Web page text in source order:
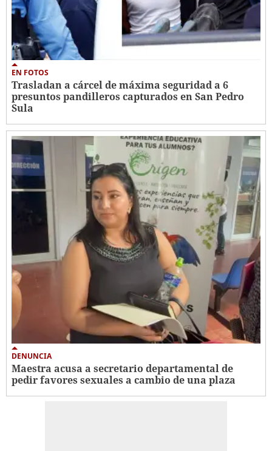
EN FOTOS
Trasladan a cárcel de máxima seguridad a 6
presuntos pandilleros capturados en San Pedro
Sula
DENUNCIA
Maestra acusa a secretario departamental de
pedir favores sexuales a cambio de una plaza